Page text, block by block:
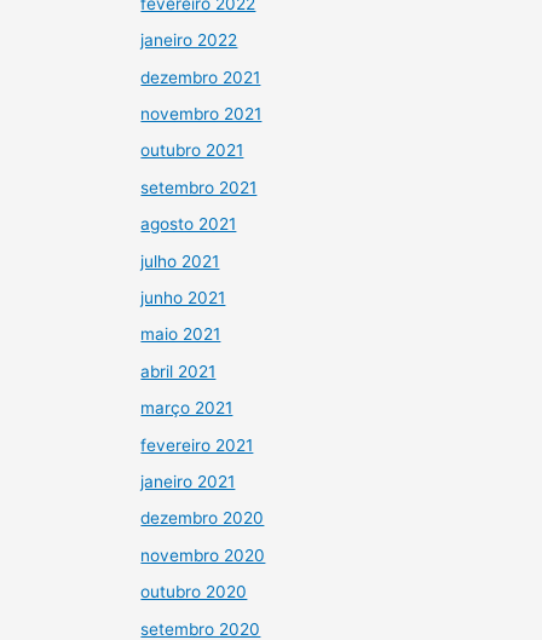
janeiro 2022
dezembro 2021
novembro 2021
outubro 2021
setembro 2021
agosto 2021
julho 2021
junho 2021
maio 2021
abril 2021
março 2021
fevereiro 2021
janeiro 2021
dezembro 2020
novembro 2020
outubro 2020
setembro 2020